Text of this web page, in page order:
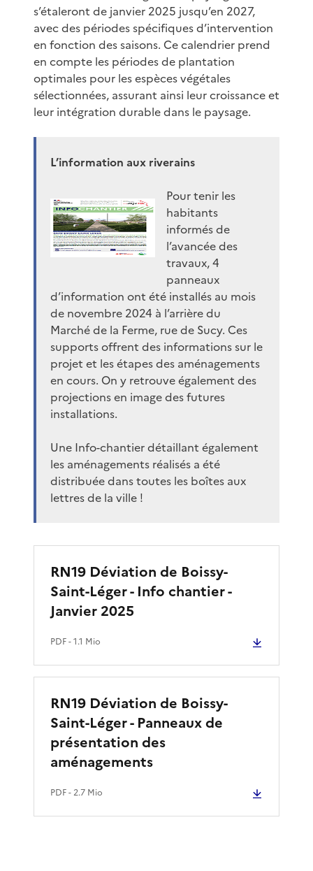
s’étaleront de janvier 2025 jusqu’en 2027,
avec des périodes spécifiques d’intervention
en fonction des saisons. Ce calendrier prend
en compte les périodes de plantation
optimales pour les espèces végétales
sélectionnées, assurant ainsi leur croissance et
leur intégration durable dans le paysage.
L’information aux riverains
Pour tenir les
habitants
informés de
l’avancée des
travaux, 4
panneaux
d’information ont été installés au mois
de novembre 2024 à l’arrière du
Marché de la Ferme, rue de Sucy. Ces
supports offrent des informations sur le
projet et les étapes des aménagements
en cours. On y retrouve également des
projections en image des futures
installations.
Une Info-chantier détaillant également
les aménagements réalisés a été
distribuée dans toutes les boîtes aux
lettres de la ville !
RN19 Déviation de Boissy-
Saint-Léger - Info chantier -
Janvier 2025
PDF- 1.1 Mio
RN19 Déviation de Boissy-
Saint-Léger - Panneaux de
présentation des
aménagements
PDF- 2.7 Mio